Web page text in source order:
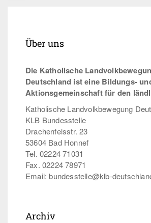
Über uns
Die Katholische
Deutschland ist eine Bildungs-
Aktionsgemeinschaft für den
Katholische Landvolkbewegung
KLB Bundesstelle
Drachenfelsstr. 23
53604 Bad Honnef
Tel. 02224 71031
Fax. 02224 78971
Email: bundesstelle@klb-
Archiv